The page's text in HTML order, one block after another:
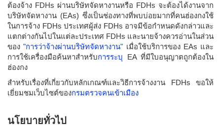
ต้องจ้าง FDHs ผ่านบริษัทจัดหางานหรือ FDHs จะต้องได้งานจาก
บริษัทจัดหางาน (EAs) ซึ่งเป็นช่องทางที่พบบ่อยมากที่คนฮ่องกงใช้
ในการจ้าง FDHs ประเทศผู้ส่ง FDHs อาจมีข้อกำหนดดังกล่าวและ
แตกต่างกันไปในแต่ละประเทศ FDHs และนายจ้างควรอ่านในส่วน
ของ"การว่าจ้างผ่านบริษัทจัดหางาน" เมื่อใช้บริการของ EAs และ
การใช้เครื่องมือค้นหาสำหรับการระบุ EA ที่มีใบอนุญาตถูกต้องใน
ฮ่องกง
สำหรับเรื่องที่เกี่ยวกับหลักเกณฑ์และวิธีการจ้างงาน FDHs ขอให้
เยี่ยมชมเว็บไซต์ของกรมตรวจคนเข้าเมือง
นโยบายทั่วไป